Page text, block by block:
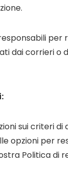
dai corrieri o
sui criteri di
opzioni per
Politica di